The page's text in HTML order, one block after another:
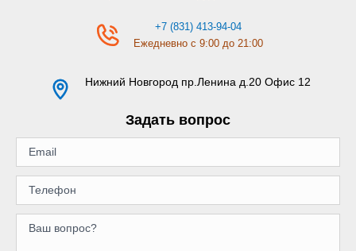
+7 (831) 413-94-04
Ежедневно с 9:00 до 21:00
Нижний Новгород пр.Ленина д.20 Офис 12
Задать вопрос